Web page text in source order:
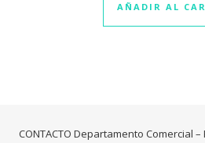
AÑADIR AL
CONTACTO Departamento Comercial